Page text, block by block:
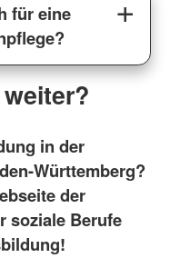
für eine
in der
Württemberg?
der
soziale Berufe